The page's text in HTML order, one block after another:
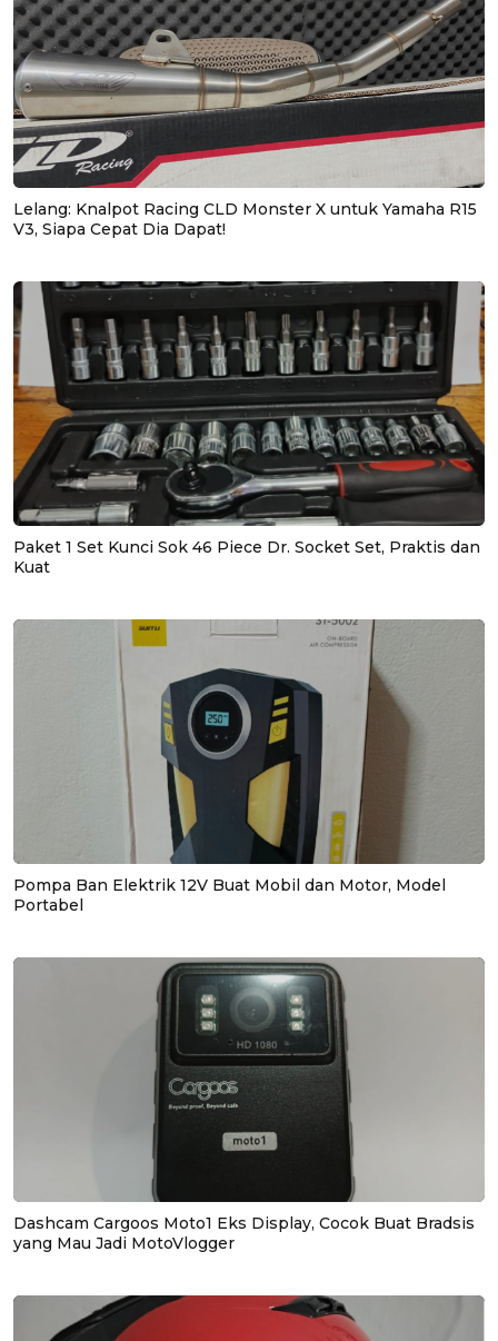
Lelang: Knalpot Racing CLD Monster X untuk Yamaha R15
V3, Siapa Cepat Dia Dapat!
Paket 1 Set Kunci Sok 46 Piece Dr. Socket Set, Praktis dan
Kuat
Pompa Ban Elektrik 12V Buat Mobil dan Motor, Model
Portabel
Dashcam Cargoos Moto1 Eks Display, Cocok Buat Bradsis
yang Mau Jadi MotoVlogger